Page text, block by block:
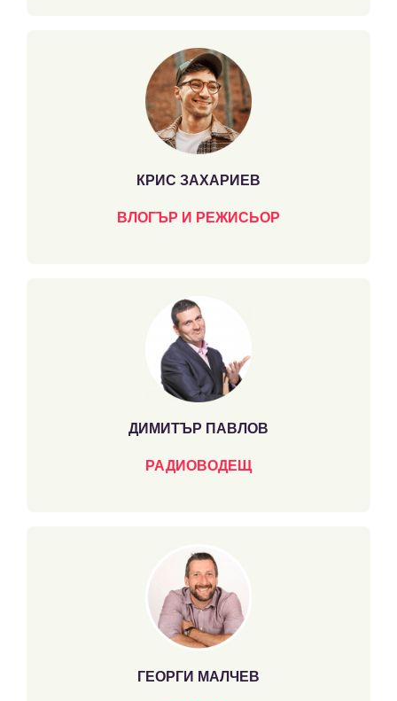
КРИС ЗАХАРИЕВ
ВЛОГЪР И РЕЖИСЬОР
ДИМИТЪР ПАВЛОВ
РАДИОВОДЕЩ
ГЕОРГИ МАЛЧЕВ